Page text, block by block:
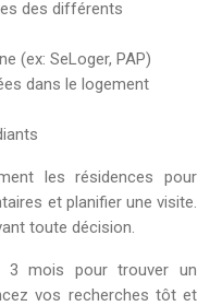
des différents
(ex: SeLoger, PAP)
dans le logement
les résidences pour
et planifier une visite.
toute décision.
mois pour trouver un
vos recherches tôt et